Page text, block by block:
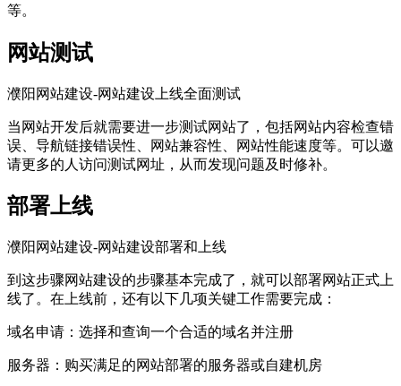
等。
网站测试
濮阳网站建设-网站建设上线全面测试
当网站开发后就需要进一步测试网站了，包括网站内容检查错
误、导航链接错误性、网站兼容性、网站性能速度等。可以邀
请更多的人访问测试网址，从而发现问题及时修补。
部署上线
濮阳网站建设-网站建设部署和上线
到这步骤网站建设的步骤基本完成了，就可以部署网站正式上
线了。在上线前，还有以下几项关键工作需要完成：
域名申请：选择和查询一个合适的域名并注册
服务器：购买满足的网站部署的服务器或自建机房